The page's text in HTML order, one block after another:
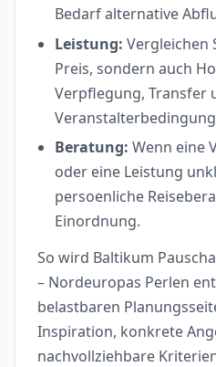
Bedarf alternative
Leistung: Vergleichen
Preis, sondern auch
Verpflegung, Transfer
Beratung: Wenn eine
oder eine Leistung
persoenliche
Einordnung.
So wird Baltikum
– Nordeuropas Perlen
belastbaren
Inspiration, konkrete
nachvollziehbare